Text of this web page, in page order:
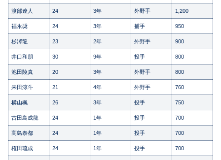
渡部遼人 24 3年 外野手 1,200
福永奨 24 3年 捕手 950
杉澤龍 23 2年 外野手 900
井口和朋 30 9年 投手 800
池田陵真 20 3年 外野手 800
来田涼斗 21 4年 外野手 760
横山楓 26 3年 投手 750
古田島成龍 24 1年 投手 700
髙島泰都 24 1年 投手 700
権田琉成 24 1年 投手 700